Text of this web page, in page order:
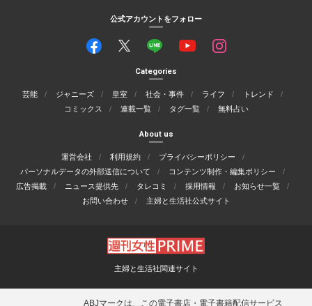
公式アカウントをフォロー
Categories
芸能 ジャニーズ 皇室 社会・事件 ライフ
トレンド
コミックス
連載一覧 タグ一覧 無料占い
About us
運営会社 利用規約
プライバシーポリシー
パーソナルデータの外部送信について
コンテンツ制作・編集ポリシー
広告掲載
ニュース提供先 タレコミ 採用情報
お知らせ一覧
お問い合わせ
主婦と生活社公式サイト
主婦と生活社関連サイト
ABJマークは、この電子書店・電子書籍配信サービス